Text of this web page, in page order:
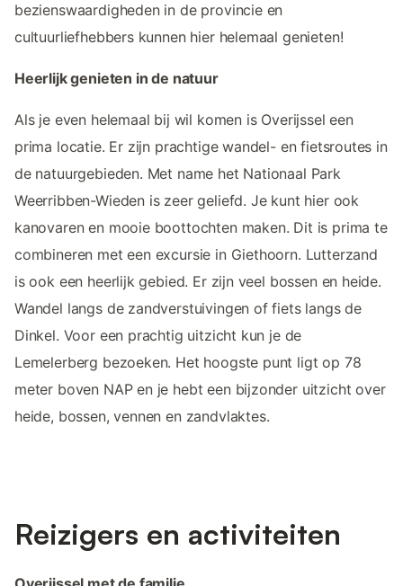
bezienswaardigheden in de provincie en
cultuurliefhebbers kunnen hier helemaal genieten!
Heerlijk genieten in de natuur
Als je even helemaal bij wil komen is Overijssel een
prima locatie. Er zijn prachtige wandel- en fietsroutes in
de natuurgebieden. Met name het Nationaal Park
Weerribben-Wieden is zeer geliefd. Je kunt hier ook
kanovaren en mooie boottochten maken. Dit is prima te
combineren met een excursie in Giethoorn. Lutterzand
is ook een heerlijk gebied. Er zijn veel bossen en heide.
Wandel langs de zandverstuivingen of fiets langs de
Dinkel. Voor een prachtig uitzicht kun je de
Lemelerberg bezoeken. Het hoogste punt ligt op 78
meter boven NAP en je hebt een bijzonder uitzicht over
heide, bossen, vennen en zandvlaktes.
Reizigers en activiteiten